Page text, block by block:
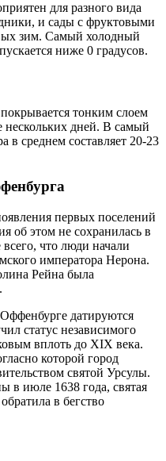
для разного вида
и сады с фруктовыми
зим. Самый холодный
ниже 0 градусов.
тонким слоем
нескольких дней. В самый
в среднем составляет 20-23
первых поселений
об этом не сохранилась в
что люди начали
императора Нерона.
Рейна была
датируются
статус независимого
вплоть до XIX века.
которой город
святой Урсулы.
в июле 1638 года, святая
в бегство